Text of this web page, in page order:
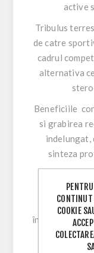
active
Tribulus
de catre
cadrul
alternativa
Beneficiile
si grabirea
sinteza
Prin urmare,
disponibila
înseamnă o
Dtalii
COOKIE